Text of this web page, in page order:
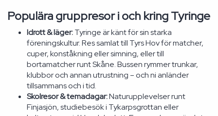
Populära gruppresor i och kring Tyringe
Idrott & läger:Tyringe är känt för sin starka
föreningskultur. Res samlat till Tyrs Hov för matcher,
cuper, konståkning eller simning, eller till
bortamatcher runt Skåne. Bussen rymmer trunkar,
klubbor och annan utrustning – och ni anländer
tillsammans och i tid.
Skolresor & temadagar:Naturupplevelser runt
Finjasjön, studiebesök i Tykarpsgrottan eller